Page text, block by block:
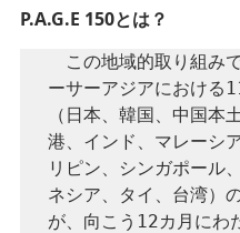
P.A.G.E 150とは？
この地域的取り組み
ーサーアジアにおける
（日本、韓国、中国本
港、インド、マレーシ
リピン、シンガポール
ネシア、タイ、台湾）
が、向こう12カ月にわ